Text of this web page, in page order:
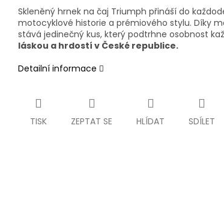
Skleněný hrnek na čaj Triumph přináší do
motocyklové historie a prémiového stylu. Díky
stává jedinečný kus, který podtrhne osobnost
láskou a hrdostí v České republice.
Detailní informace
TISK ZEPTAT SE HLÍDAT SDÍLET